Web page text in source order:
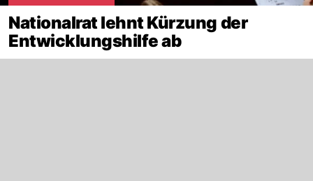
Nationalrat lehnt Kürzung der
Entwicklungshilfe ab